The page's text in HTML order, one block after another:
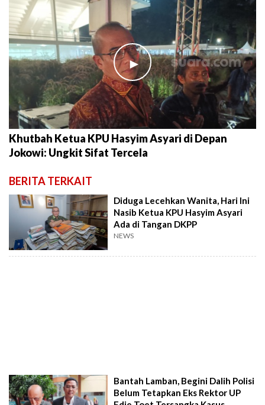
►
Khutbah Ketua KPU Hasyim Asyari di Depan
Jokowi: Ungkit Sifat Tercela
BERITA TERKAIT
Diduga Lecehkan Wanita, Hari Ini
Nasib Ketua KPU Hasyim Asyari
Ada di Tangan DKPP
NEWS
Bantah Lamban, Begini Dalih Polisi
Belum Tetapkan Eks Rektor UP